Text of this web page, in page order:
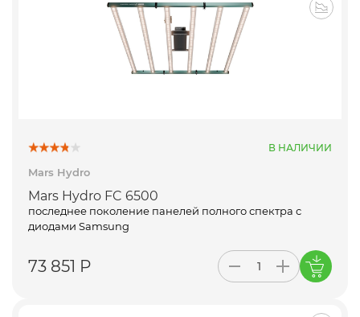
В НАЛИЧИИ
Mars Hydro
Mars Hydro FC 6500
последнее поколение панелей полного спектра с
диодами Samsung
73 851 Р